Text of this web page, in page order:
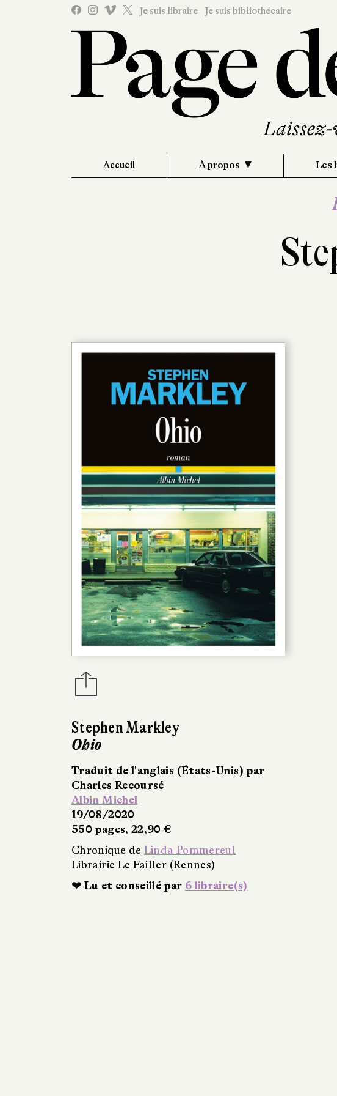
Je suis libraire Je suis bibliothécaire
Accueil À propos Les
Stephen Markley
Ohio
Traduit de l'anglais (États-Unis) par
Charles Recoursé
Albin Michel
19/08/2020
550 pages, 22,90 €
Chronique de Linda Pommereul
Librairie Le Failler (Rennes)
❤ Lu et conseillé par 6 libraire(s)